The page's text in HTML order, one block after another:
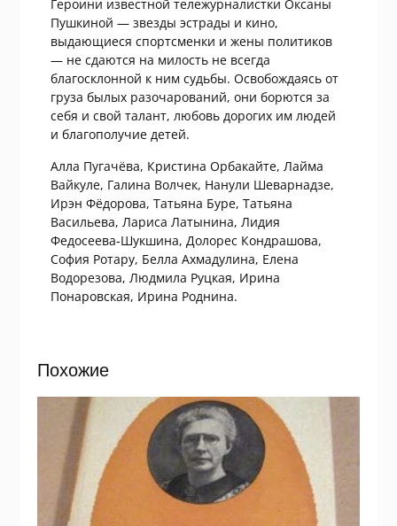
Героини известной тележурналистки Оксаны
Пушкиной — звезды эстрады и кино,
выдающиеся спортсменки и жены политиков
— не сдаются на милость не всегда
благосклонной к ним судьбы. Освобождаясь от
груза былых разочарований, они борются за
себя и свой талант, любовь дорогих им людей
и благополучие детей.
Алла Пугачёва, Кристина Орбакайте, Лайма
Вайкуле, Галина Волчек, Нанули Шеварнадзе,
Ирэн Фёдорова, Татьяна Буре, Татьяна
Васильева, Лариса Латынина, Лидия
Федосеева-Шукшина, Долорес Кондрашова,
София Ротару, Белла Ахмадулина, Елена
Водорезова, Людмила Руцкая, Ирина
Понаровская, Ирина Роднина.
Похожие